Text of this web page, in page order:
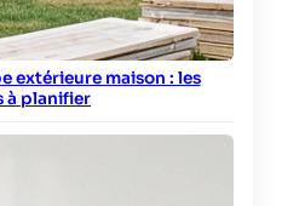
extérieure maison : les
à planifier